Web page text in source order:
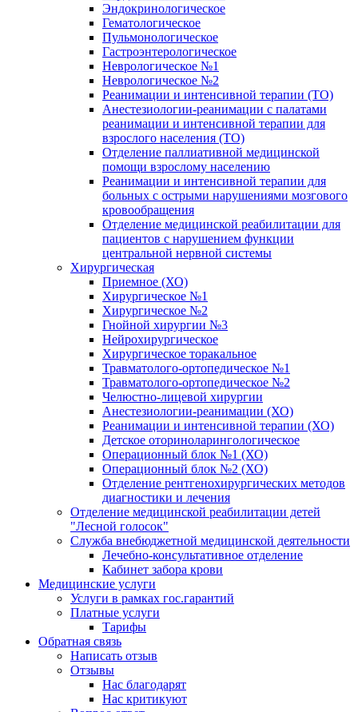
Эндокринологическое
Гематологическое
Пульмонологическое
Гастроэнтерологическое
Неврологическое №1
Неврологическое №2
Реанимации и интенсивной терапии (ТО)
Анестезиологии-реанимации с палатами
реанимации и интенсивной терапии для
взрослого населения (ТО)
Отделение паллиативной медицинской
помощи взрослому населению
Реанимации и интенсивной терапии для
больных с острыми нарушениями мозгового
кровообращения
Отделение медицинской реабилитации для
пациентов с нарушением функции
центральной нервной системы
Хирургическая
Приемное (ХО)
Хирургическое №1
Хирургическое №2
Гнойной хирургии №3
Нейрохирургическое
Хирургическое торакальное
Травматолого-ортопедическое №1
Травматолого-ортопедическое №2
Челюстно-лицевой хирургии
Анестезиологии-реанимации (ХО)
Реанимации и интенсивной терапии (ХО)
Детское оториноларингологическое
Операционный блок №1 (ХО)
Операционный блок №2 (ХО)
Отделение рентгенохирургических методов
диагностики и лечения
Отделение медицинской реабилитации детей
"Лесной голосок"
Служба внебюджетной медицинской деятельности
Лечебно-консультативное отделение
Кабинет забора крови
Медицинские услуги
Услуги в рамках гос.гарантий
Платные услуги
Тарифы
Обратная связь
Написать отзыв
Отзывы
Нас благодарят
Нас критикуют